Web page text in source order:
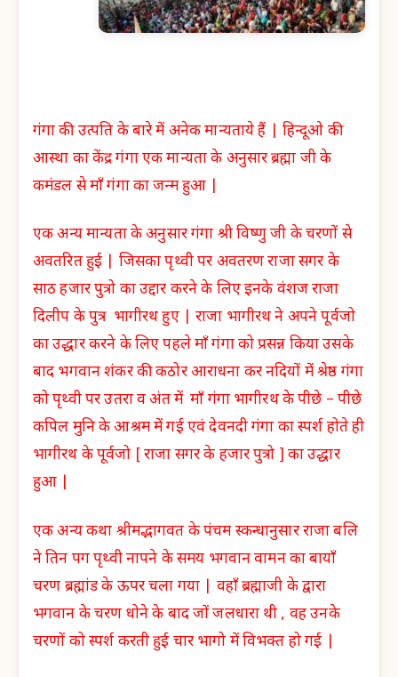
गंगा की उत्पति के बारे में अनेक मान्यताये हैं | हिन्दूओ की
आस्था का केंद्र गंगा एक मान्यता के अनुसार ब्रह्मा जी के
कमंडल से माँ गंगा का जन्म हुआ |
एक अन्य मान्यता के अनुसार गंगा श्री विष्णु जी के चरणों से
अवतरित हुई | जिसका पृथ्वी पर अवतरण राजा सगर के
साठ हजार पुत्रो का उद्दार करने के लिए इनके वंशज राजा
दिलीप के पुत्र भागीरथ हुए | राजा भागीरथ ने अपने पूर्वजो
का उद्धार करने के लिए पहले माँ गंगा को प्रसन्न किया उसके
बाद भगवान शंकर की कठोर आराधना कर नदियों में श्रेष्ठ गंगा
को पृथ्वी पर उतरा व अंत में माँ गंगा भागीरथ के पीछे – पीछे
कपिल मुनि के आश्रम में गई एवं देवनदी गंगा का स्पर्श होते ही
भागीरथ के पूर्वजो [ राजा सगर के हजार पुत्रो ] का उद्धार
हुआ |
एक अन्य कथा श्रीमद्भागवत के पंचम स्कन्धानुसार राजा बलि
ने तिन पग पृथ्वी नापने के समय भगवान वामन का बायाँ
चरण ब्रह्मांड के ऊपर चला गया | वहाँ ब्रह्माजी के द्वारा
भगवान के चरण धोने के बाद जों जलधारा थी , वह उनके
चरणों को स्पर्श करती हुई चार भागो में विभक्त हो गई |